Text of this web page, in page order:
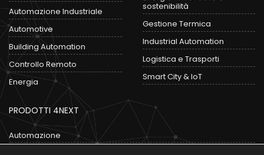
Automazione Industriale
Automotive
Building Automation
Controllo Remoto
Energia
sostenibilità
Gestione Termica
Industrial Automation
Logistica e Trasporti
Smart City & IoT
PRODOTTI 4NEXT
Automazione